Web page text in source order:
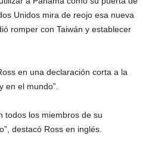
Unidos mira de reojo esa nueva
romper con Taiwán y establecer
en una declaración corta a la
en el mundo”.
todos los miembros de su
destacó Ross en inglés.